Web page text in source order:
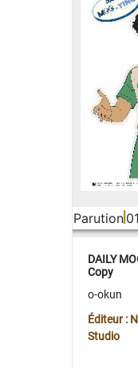
Parution
DAILY
Copy
o-okun
Éditeur :
Studio